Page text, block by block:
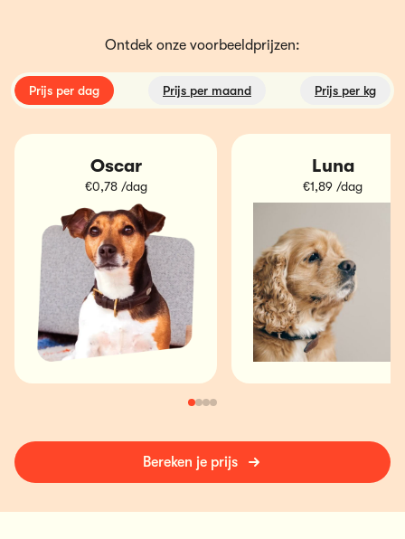
Ontdek onze voorbeeldprijzen:
Prijs per dag Prijs per maand Prijs per kg
Oscar
€0,78 /dag
Luna
€1,89 /dag
Bereken je prijs